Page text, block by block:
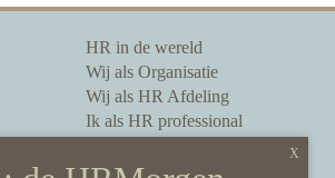
HR in de wereld
Wij als Organisatie
Wij als HR Afdeling
Ik als HR professional
Onze partners